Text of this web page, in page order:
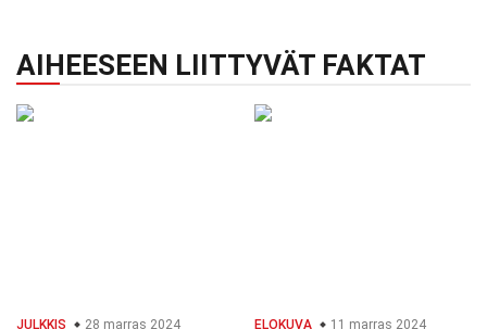
AIHEESEEN LIITTYVÄT FAKTAT
JULKKIS 28 marras 2024 ELOKUVA 11 marras 2024